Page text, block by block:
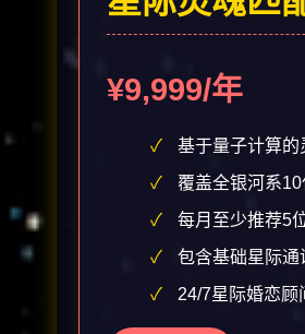
¥9,999/年
基于量子计算的
覆盖全银河系
每月至少推荐5
包含基础星际通
24/7星际婚恋顾